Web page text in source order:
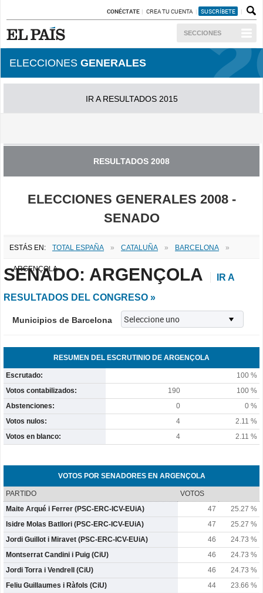
CONÉCTATE CREA TU CUENTA SUSCRÍBETE
SECCIONES
ELECCIONES GENERALES
IR A RESULTADOS 2015
RESULTADOS 2008
ELECCIONES GENERALES 2008 -
SENADO
ESTÁS EN: TOTAL ESPAÑA » CATALUÑA » BARCELONA »
ARGENÇOLA
SENADO: ARGENÇOLA
IR A
RESULTADOS DEL CONGRESO »
Municipios de Barcelona
RESUMEN DEL ESCRUTINIO DE ARGENÇOLA
Escrutado:
100 %
Votos contabilizados:
190
100 %
Abstenciones:
0
0 %
Votos nulos:
4
2.11 %
Votos en blanco:
4 2.11 %
VOTOS POR SENADORES EN ARGENÇOLA
PARTIDO
VOTOS
Maite Arqué i Ferrer (PSC-ERC-ICV-EUiA)
47
25.27 %
Isidre Molas Batllori (PSC-ERC-ICV-EUiA)
47
25.27 %
Jordi Guillot i Miravet (PSC-ERC-ICV-EUiA)
46
24.73 %
Montserrat Candini i Puig (CiU)
46
24.73 %
Jordi Torra i Vendrell (CiU)
46
24.73 %
Feliu Guillaumes i Ràfols (CiU)
44
23.66 %